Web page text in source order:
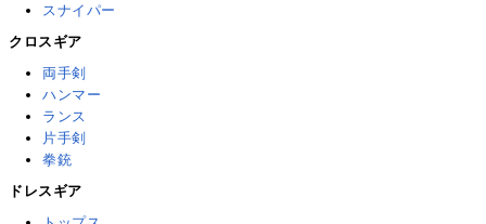
スナイパー
クロスギア
両手剣
ハンマー
ランス
片手剣
拳銃
ドレスギア